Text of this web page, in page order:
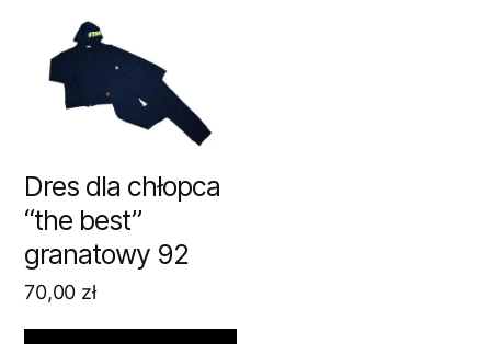
Dres dla chłopca
“the best”
granatowy 92
70,00 zł